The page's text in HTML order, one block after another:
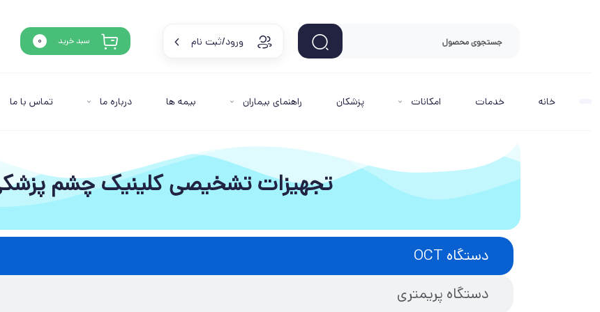
ورود/ثبت نام سبد خرید 0
خانه خدمات امکانات پزشکان راهنمای بیماران بیمه ها درباره ما تماس با ما
تجهیزات تشخیصی کلینیک چشم
دستگاه OCT
دستگاه پریمتری